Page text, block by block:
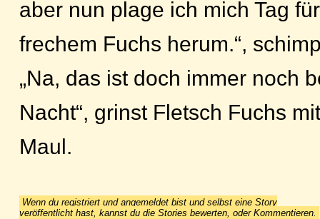
aber nun plage ich mich Tag
frechem Fuchs herum.“,
„Na, das ist doch immer noch
Nacht“, grinst Fletsch Fuchs
Maul.
Wenn du registriert und angemeldet bist und selbst eine Story
veröffentlicht hast, kannst du die Stories bewerten, oder Kommentieren.